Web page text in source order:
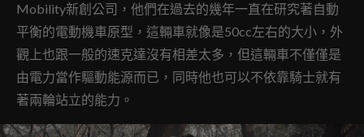
Mobility新創公司，他們在過去的幾年一直在研究著自動
平衡的電動機車原型，這輛車就像是50cc左右的大小，外
觀上也跟一般的速克達沒有相差太多，但這輛車不僅僅是
由電力當作驅動能源而已，同時他也可以不依靠騎士就有
著兩輪站立的能力。